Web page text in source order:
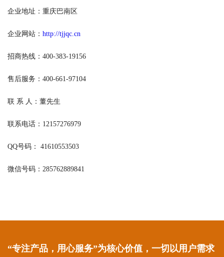
企业地址：重庆巴南区
企业网站： http://tjjqc.cn
招商热线：400-383-19156
售后服务：400-661-97104
联 系 人：董先生
联系电话：12157276979
QQ号码： 41610553503
微信号码：285762889841
“专注产品，用心服务”为核心价值，一切以用户需求